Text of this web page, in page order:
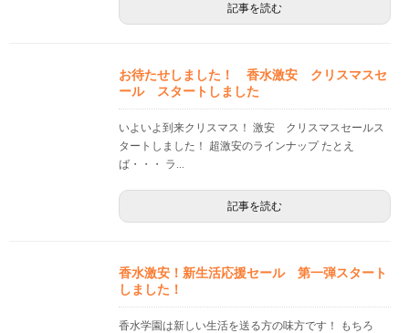
記事を読む
お待たせしました！ 香水激安 クリスマスセ
ール スタートしました
いよいよ到来クリスマス！ 激安 クリスマスセールス
タートしました！ 超激安のラインナップ たとえ
ば・・・ ラ...
記事を読む
香水激安！新生活応援セール 第一弾スタート
しました！
香水学園は新しい生活を送る方の味方です！ もちろ